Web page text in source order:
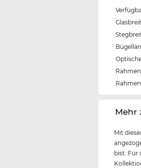
‌Mehr
Mit
bist. Für